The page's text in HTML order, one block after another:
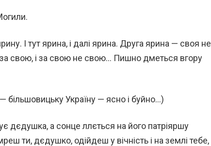
І тут ярина, і далі ярина. Друга ярина — своя не
за свою, і за свою не свою… Пишно дметься вгору
більшовицьку Україну — ясно і буйно…)
дєдушка, а сонце ллється на його патріяршу
ти, дєдушко, одійдеш у вічність і на землі тебе,